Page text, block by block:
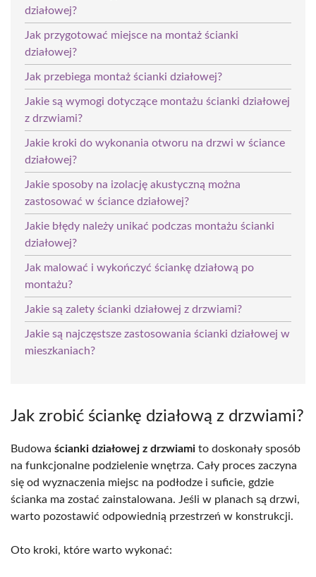
działowej?
Jak przygotować miejsce na montaż ścianki
działowej?
Jak przebiega montaż ścianki działowej?
Jakie są wymogi dotyczące montażu ścianki działowej
z drzwiami?
Jakie kroki do wykonania otworu na drzwi w ściance
działowej?
Jakie sposoby na izolację akustyczną można
zastosować w ściance działowej?
Jakie błędy należy unikać podczas montażu ścianki
działowej?
Jak malować i wykończyć ściankę działową po
montażu?
Jakie są zalety ścianki działowej z drzwiami?
Jakie są najczęstsze zastosowania ścianki działowej w
mieszkaniach?
Jak zrobić ściankę działową z drzwiami?
Budowa ścianki działowej z drzwiami to doskonały sposób
na funkcjonalne podzielenie wnętrza. Cały proces zaczyna
się od wyznaczenia miejsc na podłodze i suficie, gdzie
ścianka ma zostać zainstalowana. Jeśli w planach są drzwi,
warto pozostawić odpowiednią przestrzeń w konstrukcji.
Oto kroki, które warto wykonać: